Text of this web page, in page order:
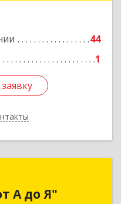
44
1
А до Я"
от А до Я"